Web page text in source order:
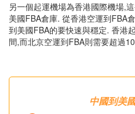
另一個起運機場為香港國際機場,
美國FBA倉庫. 從香港空運到FBA
到美國FBA的要快速與穩定. 香港
間,而北京空運到FBA則需要超過
中國到美